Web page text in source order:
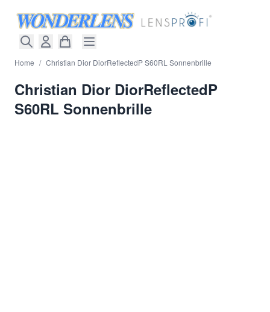
Home / Christian Dior DiorReflectedP S60RL Sonnenbrille
Christian Dior DiorReflectedP
S60RL Sonnenbrille